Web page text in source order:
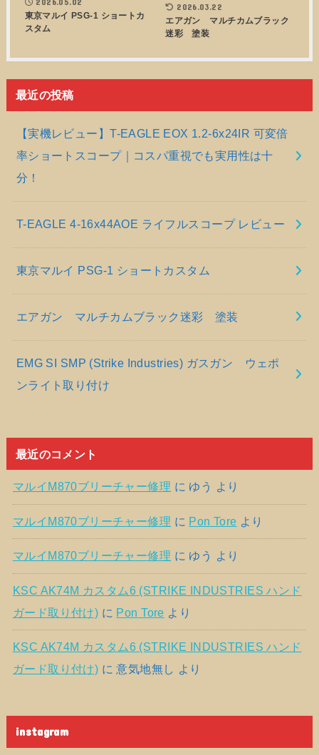
東京マルイ PSG-1 ショートカ
スタム
2026.03.22
エアガン マルチカムブラック
迷彩 塗装
最近の投稿
【実機レビュー】T-EAGLE EOX 1.2-6x24IR 可変倍
率ショートスコープ｜コスパ重視でも実用性は十
分！
T-EAGLE 4-16x44AOE ライフルスコープ レビュー
東京マルイ PSG-1 ショートカスタム
エアガン マルチカムブラック迷彩 塗装
EMG SI SMP (Strike Industries) ガスガン ウェポ
ンライト取り付け
最近のコメント
マルイM870ブリーチャー修理 に ゆう より
マルイM870ブリーチャー修理 に Pon Tore より
マルイM870ブリーチャー修理 に ゆう より
KSC AK74M カスタム6 (STRIKE INDUSTRIES ハンド
ガード取り付け) に Pon Tore より
KSC AK74M カスタム6 (STRIKE INDUSTRIES ハンド
ガード取り付け) に意気地無し より
instagram